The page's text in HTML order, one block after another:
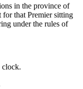
in the province of
that Premier sitting
under the rules of
clock.